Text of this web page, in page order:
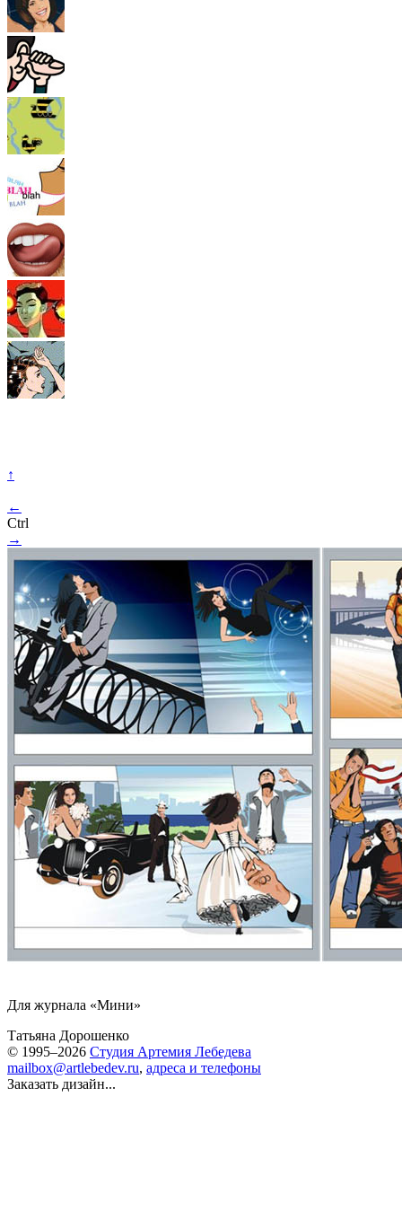
↑
←
Ctrl
→
Для журнала «Мини»
Татьяна Дорошенко
© 1995–2026 Студия Артемия Лебедева
mailbox@artlebedev.ru, адреса и телефоны
Заказать дизайн...